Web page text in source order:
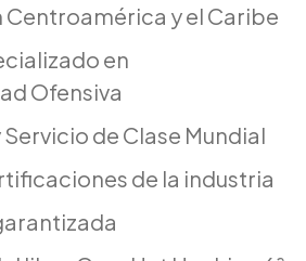
Centroamérica y el Caribe
en
Ofensiva
de Clase Mundial
de la industria